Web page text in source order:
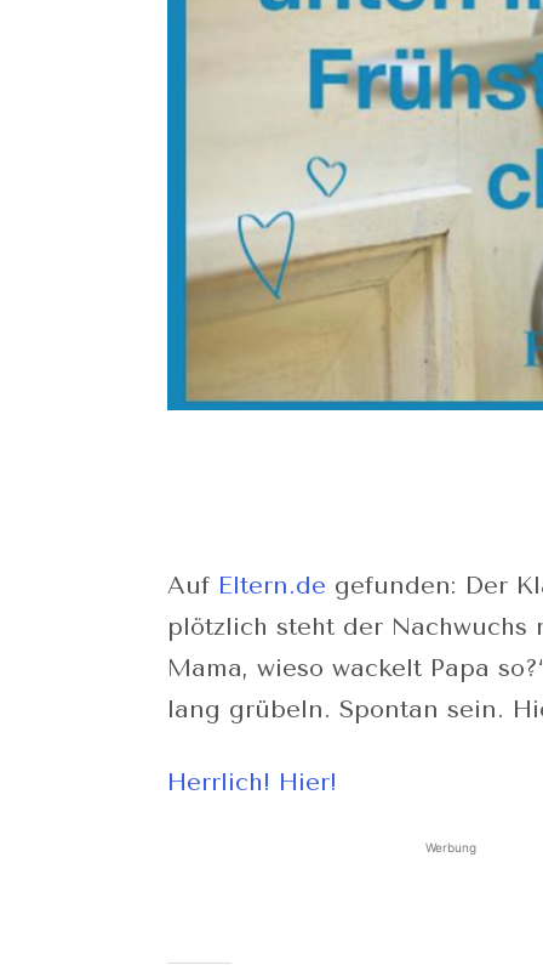
Auf Eltern.de gefunden: Der
plötzlich steht der Nachwuchs
Mama, wieso wackelt Papa
lang grübeln. Spontan sein.
Herrlich! Hier!
Werbung